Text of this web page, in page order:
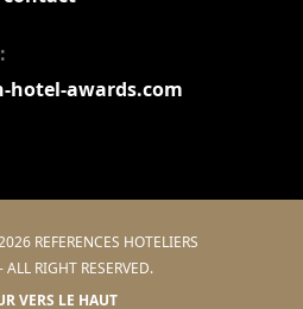
hotel-awards.com
REFERENCES HOTELIERS
RIGHT RESERVED.
VERS LE HAUT